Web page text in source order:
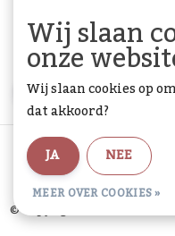
ABONNEER
Algemene voorwaarden
© Copyright 2026 - De Woon
Wij slaan
onze
Wij slaan cookies op
dat akkoord?
JA
NEE
MEER OVER COOKIES »